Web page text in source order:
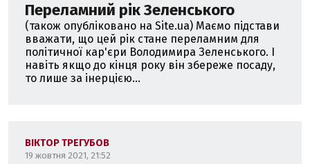
Переламний рік Зеленського
(також опубліковано на Site.ua) Маємо підстави
вважати, що цей рік стане переламним для
політичної кар'єри Володимира Зеленського. І
навіть якщо до кінця року він збереже посаду,
то лише за інерцією...
ВІКТОР ТРЕГУБОВ
19 жовтня 2021, 21:52